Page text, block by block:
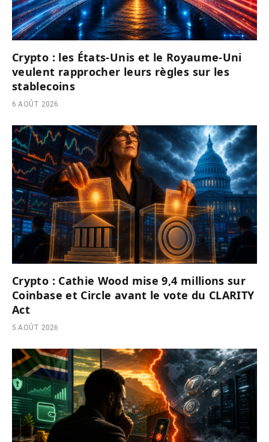
Crypto : les États-Unis et le Royaume-Uni
veulent rapprocher leurs règles sur les
stablecoins
6 AOÛT 2026
Crypto : Cathie Wood mise 9,4 millions sur
Coinbase et Circle avant le vote du CLARITY
Act
5 AOÛT 2026